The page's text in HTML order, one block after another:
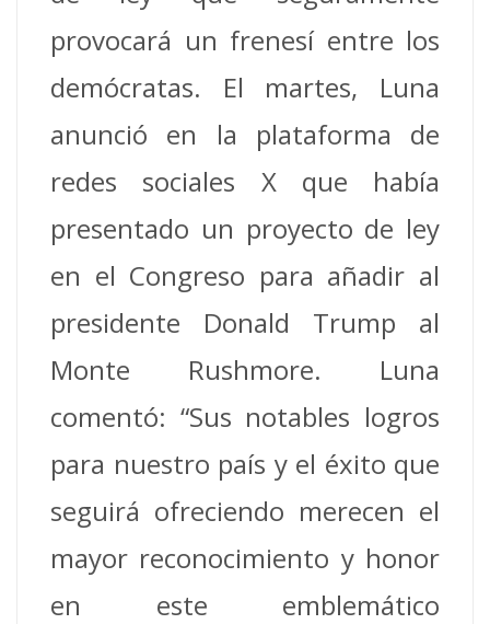
provocará un frenesí entre los
demócratas. El martes, Luna
anunció en la plataforma de
redes sociales X que había
presentado un proyecto de ley
en el Congreso para añadir al
presidente Donald Trump al
Monte Rushmore. Luna
comentó: “Sus notables logros
para nuestro país y el éxito que
seguirá ofreciendo merecen el
mayor reconocimiento y honor
en este emblemático